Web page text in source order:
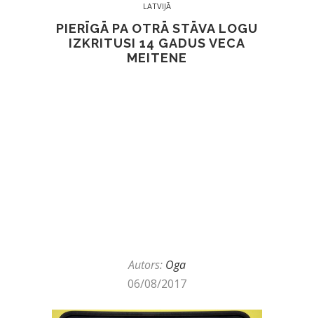
LATVIJĀ
PIERĪGĀ PA OTRĀ STĀVA LOGU
IZKRITUSI 14 GADUS VECA
MEITENE
Autors: Oga
06/08/2017